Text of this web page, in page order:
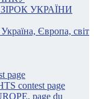
УКРАЇНИ
Європа, світ
page
contest page
page du